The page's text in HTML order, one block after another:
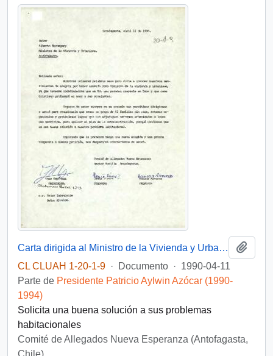
Carta dirigida al Ministro de la Vivienda y Urbanismo, sr. Alberto Etchegaray, desde el Comité de Allegados Nueva Esperanza, sector Bonilla, Antofagasta, de su Presidenta, sra. Inés Espinoza, de su Tesorera, sra. Tania Rivera y la delegada, sra. Ramona Álvarez
CL CLUAH 1-20-1-9 · Documento · 1990-04-11
Parte de Presidente Patricio Aylwin Azócar (1990-
1994)
Solicita una buena solución a sus problemas
habitacionales
Comité de Allegados Nueva Esperanza (Antofagasta,
Chile)